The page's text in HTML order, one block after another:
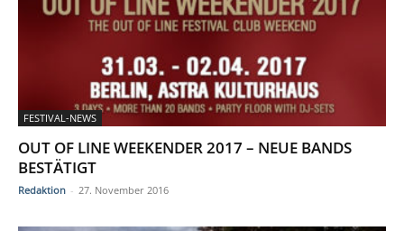
FESTIVAL-NEWS
OUT OF LINE WEEKENDER 2017 – NEUE BANDS
BESTÄTIGT
Redaktion - 27. November 2016